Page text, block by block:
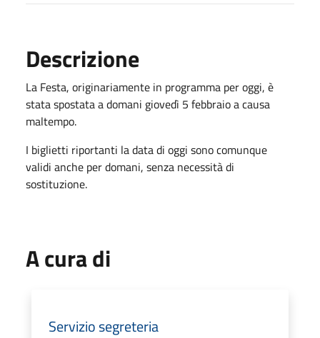
Descrizione
La Festa, originariamente in programma per oggi, è
stata spostata a domani giovedì 5 febbraio a causa
maltempo.
I biglietti riportanti la data di oggi sono comunque
validi anche per domani, senza necessità di
sostituzione.
A cura di
Servizio segreteria